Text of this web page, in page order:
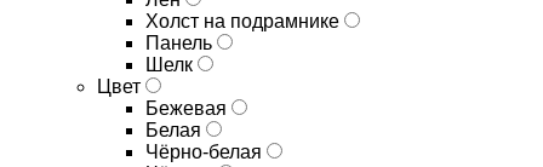
Холст на подрамнике
Панель
Шелк
Цвет
Бежевая
Белая
Чёрно-белая